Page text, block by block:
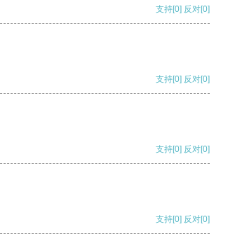
支持[0] 反对[0]
支持[0] 反对[0]
支持[0] 反对[0]
支持[0] 反对[0]